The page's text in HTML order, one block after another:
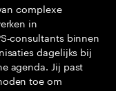
complexe
in
binnen
dagelijks bij
agenda. Jij past
toe om